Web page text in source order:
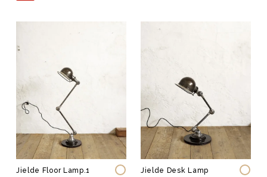
Jielde Floor Lamp.1
Jielde Desk Lamp